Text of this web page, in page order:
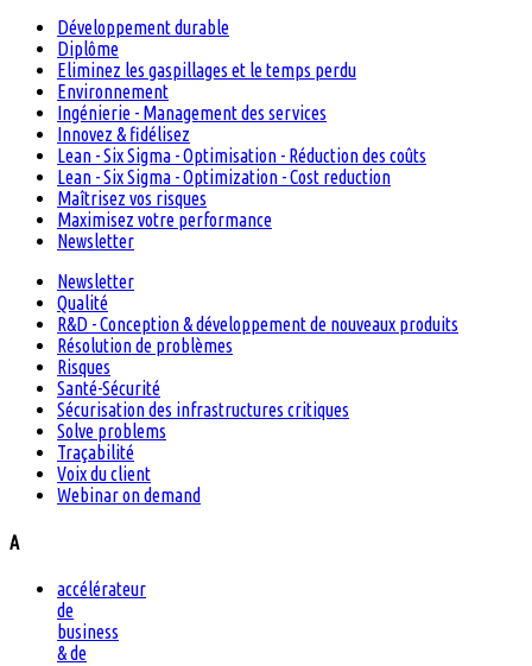
Développement durable
Diplôme
Eliminez les gaspillages et le temps perdu
Environnement
Ingénierie - Management des services
Innovez & fidélisez
Lean - Six Sigma - Optimisation - Réduction des coûts
Lean - Six Sigma - Optimization - Cost reduction
Maîtrisez vos risques
Maximisez votre performance
Newsletter
Newsletter
Qualité
R&D - Conception & développement de nouveaux produits
Résolution de problèmes
Risques
Santé-Sécurité
Sécurisation des infrastructures critiques
Solve problems
Traçabilité
Voix du client
Webinar on demand
A
accélérateur
de
business
& de